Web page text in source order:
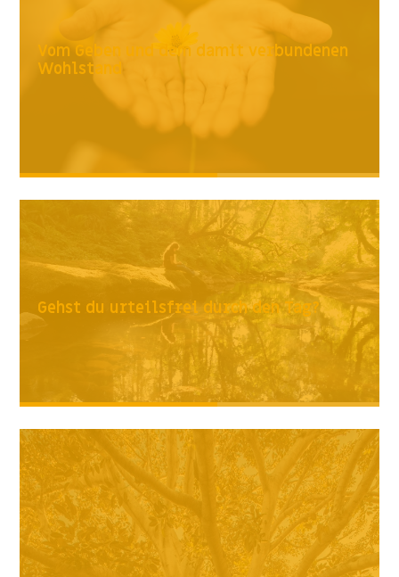
Vom Geben und dem damit verbundenen
Wohlstand
Gehst du urteilsfrei durch den Tag?